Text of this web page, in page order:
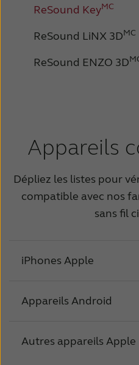
ReSound KeyMC
ReSound LiNX 3DMC
ReSound ENZO 3D
Appareils
Dépliez les listes pour
compatible avec nos
sans fil
iPhones Apple
iPhone 17*
Appareils Android
Autres appareils Apple